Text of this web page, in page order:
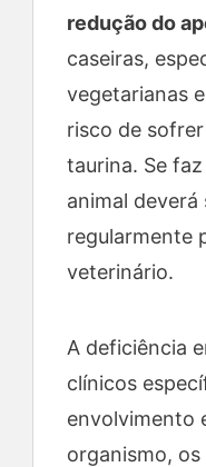
redução do
caseiras,
vegetarianas
risco de
taurina. Se
animal
regularmente
veterinário.
A deficiência
clínicos
envolvimento
organismo, os